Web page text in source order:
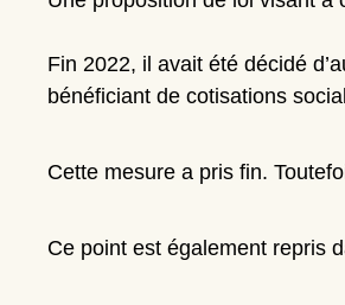
Fin 2022, il avait été décidé
bénéficiant de cotisations
Cette mesure a pris fin.
Ce point est également repris